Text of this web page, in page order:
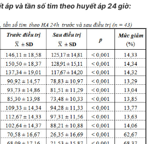
áp và tần số tim theo huyết áp 24 giờ: